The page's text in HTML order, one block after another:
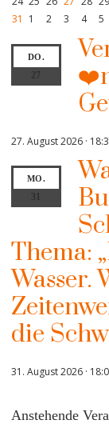
31
1 2 3 4 5
DO.
27
27. August 2026 ·
MO.
Thema:
Wasser.
die
31. August 2026 ·
Anstehende